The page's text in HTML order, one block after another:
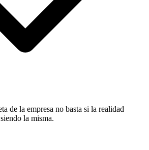
de la empresa no basta si la realidad
la misma.